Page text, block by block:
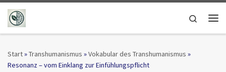
Zum Inhalt springen
Search
Start»Transhumanismus »Vokabular des Transhumanismus »
Resonanz – vom Einklang zur Einfühlungspflicht